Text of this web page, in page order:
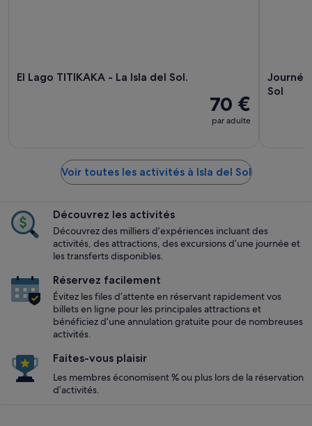
El Lago TITIKAKA - La Isla del Sol.
70 €
par adulte
Sol
Voir toutes les activités à Isla del Sol
Découvrez les activités
Découvrez des milliers d’expériences incluant des
activités, des attractions, des excursions d’une journée et
les transferts disponibles.
Réservez facilement
Évitez les files d’attente en réservant rapidement vos
billets en ligne pour les principales attractions et
bénéficiez d’une annulation gratuite pour de nombreuses
activités.
Faites-vous plaisir
Les membres économisent % ou plus lors de la réservation
d’activités.